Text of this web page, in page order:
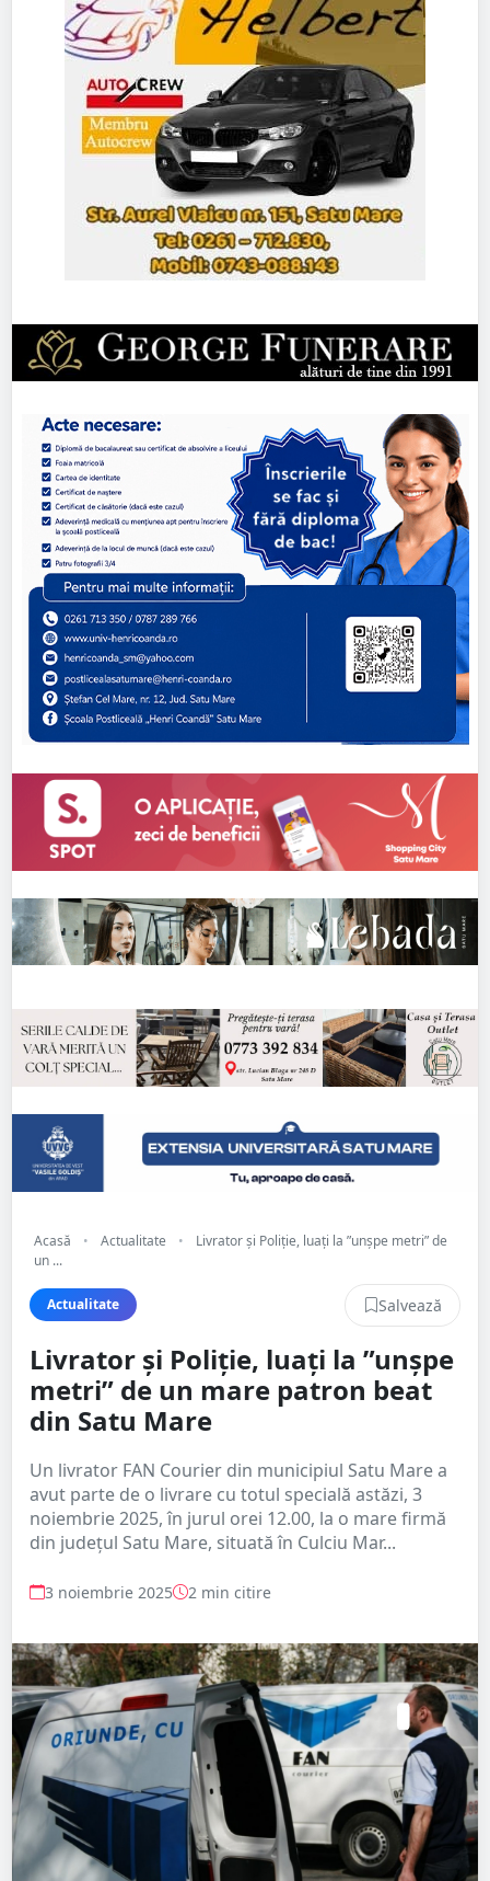
Acasă • Actualitate •
Livrator și Poliție, luați la ”unșpe metri” de
un ...
Actualitate Salvează
Livrator și Poliție, luați la ”unșpe
metri” de un mare patron beat
din Satu Mare
Un livrator FAN Courier din municipiul Satu Mare a
avut parte de o livrare cu totul specială astăzi, 3
noiembrie 2025, în jurul orei 12.00, la o mare firmă
din județul Satu Mare, situată în Culciu Mar...
3 noiembrie 2025 2 min citire